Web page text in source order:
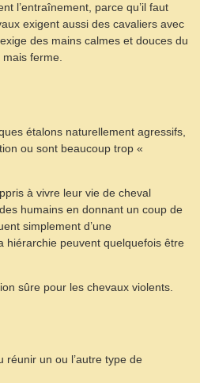
l’entraînement, parce qu’il faut
exigent aussi des cavaliers avec
des mains calmes et douces du
mais ferme.
étalons naturellement agressifs,
ou sont beaucoup trop «
à vivre leur vie de cheval
humains en donnant un coup de
simplement d’une
hiérarchie peuvent quelquefois être
sûre pour les chevaux violents.
réunir un ou l’autre type de